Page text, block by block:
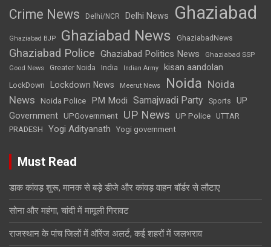
Crime News Delhi/NCR Delhi News Ghaziabad
Ghaziabad BJP Ghaziabad News GhaziabadNews
Ghaziabad Police Ghaziabad Politics News Ghaziabad SSP
Good News Greater Noida India Indian Army kisan aandolan
LockDown Lockdown News Meerut News Noida Noida
News
Noida Police PM Modi Samajwadi Party Sports
UP
Government UPGovernment UP News UP Police
UTTAR
PRADESH
Yogi Adityanath Yogi government
Must Read
डाक कांवड़ शुरू, मानक से बड़े डीजे और कांवड़ वाहन बॉर्डर से लौटाए
सोना और महंगा, चांदी में मामूली गिरावट
राजस्थान के पांच जिलों में ऑरेंज अलर्ट, कई शहरों में जलभराव